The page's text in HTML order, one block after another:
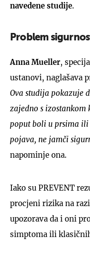
navedene studije.
Problem
Anna Mueller,
ustanovi, naglašava
Ova studija pokazuje
zajedno s izostankom
poput boli u prsima ili
pojava, ne jamči
napominje ona.
Iako su PREVENT
procjeni rizika na
upozorava da i oni
simptoma ili